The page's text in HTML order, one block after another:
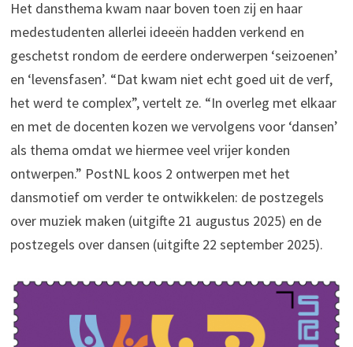
Het dansthema kwam naar boven toen zij en haar
medestudenten allerlei ideeën hadden verkend en
geschetst rondom de eerdere onderwerpen ‘seizoenen’
en ‘levensfasen’. “Dat kwam niet echt goed uit de verf,
het werd te complex”, vertelt ze. “In overleg met elkaar
en met de docenten kozen we vervolgens voor ‘dansen’
als thema omdat we hiermee veel vrijer konden
ontwerpen.” PostNL koos 2 ontwerpen met het
dansmotief om verder te ontwikkelen: de postzegels
over muziek maken (uitgifte 21 augustus 2025) en de
postzegels over dansen (uitgifte 22 september 2025).